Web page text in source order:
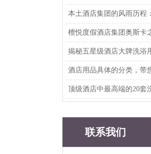
揭秘五星级酒店大牌洗浴
顶级酒店中最高端的20套
联系我们